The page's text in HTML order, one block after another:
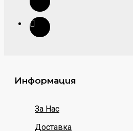
Информация
За Нас
Доставка